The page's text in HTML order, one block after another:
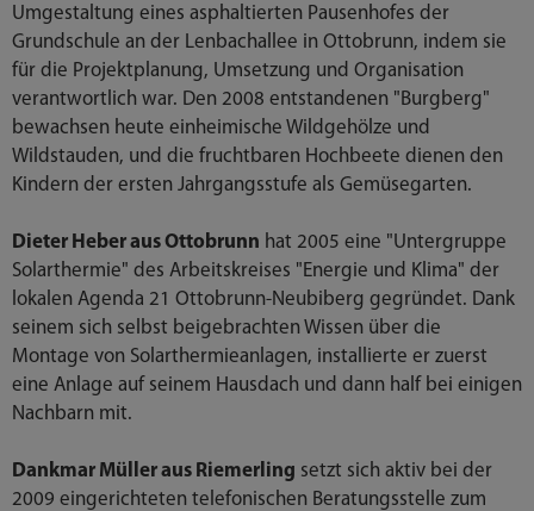
Umgestaltung eines asphaltierten Pausenhofes der
Grundschule an der Lenbachallee in Ottobrunn, indem sie
für die Projektplanung, Umsetzung und Organisation
verantwortlich war. Den 2008 entstandenen "Burgberg"
bewachsen heute einheimische Wildgehölze und
Wildstauden, und die fruchtbaren Hochbeete dienen den
Kindern der ersten Jahrgangsstufe als Gemüsegarten.
Dieter Heber aus Ottobrunn hat 2005 eine "Untergruppe
Solarthermie" des Arbeitskreises "Energie und Klima" der
lokalen Agenda 21 Ottobrunn-Neubiberg gegründet. Dank
seinem sich selbst beigebrachten Wissen über die
Montage von Solarthermieanlagen, installierte er zuerst
eine Anlage auf seinem Hausdach und dann half bei einigen
Nachbarn mit.
Dankmar Müller aus Riemerling setzt sich aktiv bei der
2009 eingerichteten telefonischen Beratungsstelle zum